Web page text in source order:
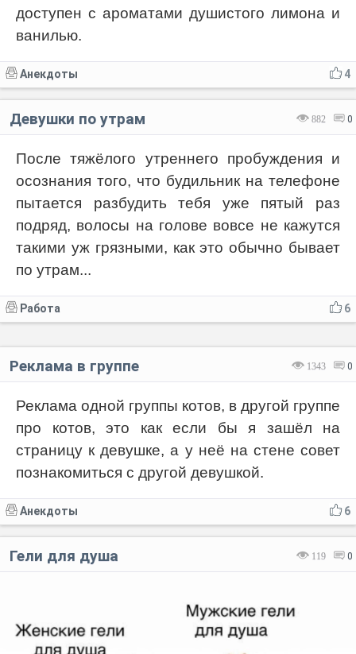
доступен с ароматами душистого лимона и
ванилью.
4
Анекдоты
882 0
Девушки по утрам
После тяжёлого утреннего пробуждения и
осознания того, что будильник на телефоне
пытается разбудить тебя уже пятый раз
подряд, волосы на голове вовсе не кажутся
такими уж грязными, как это обычно бывает
по утрам...
6
Работа
1343 0
Реклама в группе
Реклама одной группы котов, в другой группе
про котов, это как если бы я зашёл на
страницу к девушке, а у неё на стене совет
познакомиться с другой девушкой.
6
Анекдоты
119 0
Гели для душа